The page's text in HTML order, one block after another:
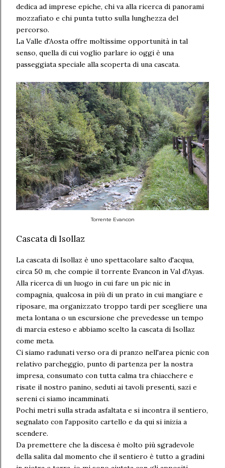
dedica ad imprese epiche, chi va alla ricerca di panorami
mozzafiato e chi punta tutto sulla lunghezza del
percorso.
La Valle d'Aosta offre moltissime opportunità in tal
senso, quella di cui voglio parlare io oggi è una
passeggiata speciale alla scoperta di una cascata.
Torrente Evancon
Cascata di Isollaz
La cascata di Isollaz è uno spettacolare salto d'acqua,
circa 50 m, che compie il torrente Evancon in Val d'Ayas.
Alla ricerca di un luogo in cui fare un pic nic in
compagnia, qualcosa in più di un prato in cui mangiare e
riposare, ma organizzato troppo tardi per scegliere una
meta lontana o un escursione che prevedesse un tempo
di marcia esteso e abbiamo scelto la cascata di Isollaz
come meta.
Ci siamo radunati verso ora di pranzo nell'area picnic con
relativo parcheggio, punto di partenza per la nostra
impresa, consumato con tutta calma tra chiacchere e
risate il nostro panino, seduti ai tavoli presenti, sazi e
sereni ci siamo incamminati.
Pochi metri sulla strada asfaltata e si incontra il sentiero,
segnalato con l'apposito cartello e da qui si inizia a
scendere.
Da premettere che la discesa è molto più sgradevole
della salita dal momento che il sentiero è tutto a gradini